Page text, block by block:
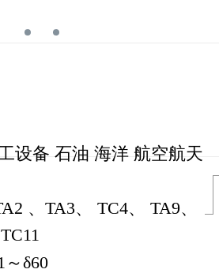
设备 石油 海洋 航空航天
、TA3、 TC4、 TA9、
～δ60